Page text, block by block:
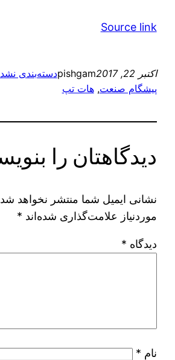
Source link
اکتبر 22, 2017 pishgamدسته‌بندی
پیشگام صنعت, هات تپ
دیدگاهتان را
نشانی ایمیل شما منتشر نخواهد
موردنیاز علامت‌گذاری شده‌اند *
دیدگاه *
نام *